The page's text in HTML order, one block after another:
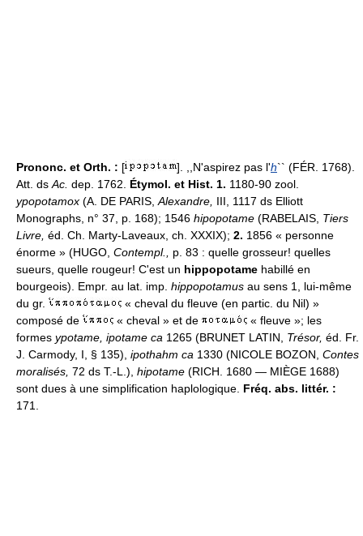
Prononc. et Orth. : [ ]. ,,N'aspirez pas l'h`` (FÉR. 1768).
Att. ds Ac. dep. 1762. Étymol. et Hist. 1. 1180-90 zool.
ypopotamox (A. DE PARIS, Alexandre, III, 1117 ds Elliott
Monographs, n° 37, p. 168); 1546 hipopotame (RABELAIS, Tiers
Livre, éd. Ch. Marty-Laveaux, ch. XXXIX); 2. 1856 « personne
énorme » (HUGO, Contempl., p. 83 : quelle grosseur! quelles
sueurs, quelle rougeur! C'est un hippopotame habillé en
bourgeois). Empr. au lat. imp. hippopotamus au sens 1, lui-même
du gr.
« cheval du fleuve (en partic. du Nil) »
composé de
« cheval » et de
« fleuve »; les
formes ypotame, ipotame ca 1265 (BRUNET LATIN, Trésor, éd. Fr.
J. Carmody, I, § 135), ipothahm ca 1330 (NICOLE BOZON, Contes
moralisés, 72 ds T.-L.), hipotame (RICH. 1680 — MIÈGE 1688)
sont dues à une simplification haplologique. Fréq. abs. littér. :
171.